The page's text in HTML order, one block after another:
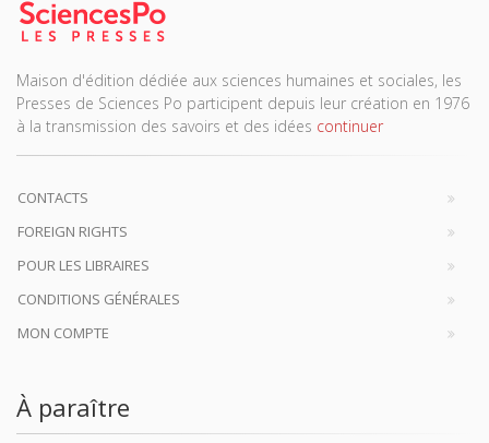
Maison d'édition dédiée aux sciences humaines et sociales, les
Presses de Sciences Po participent depuis leur création en 1976
à la transmission des savoirs et des idées continuer
CONTACTS
FOREIGN RIGHTS
POUR LES LIBRAIRES
CONDITIONS GÉNÉRALES
MON COMPTE
À paraître